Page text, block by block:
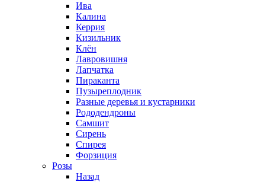
Ива
Калина
Керрия
Кизильник
Клён
Лавровишня
Лапчатка
Пираканта
Пузыреплодник
Разные деревья и кустарники
Рододендроны
Самшит
Сирень
Спирея
Форзиция
Розы
Назад